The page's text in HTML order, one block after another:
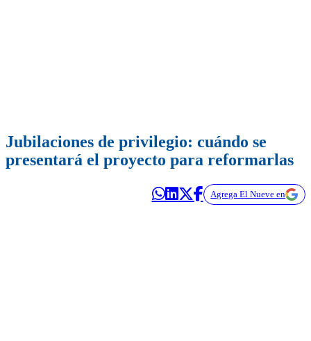
Jubilaciones de privilegio: cuándo se
presentará el proyecto para reformarlas
Agrega El Nueve en